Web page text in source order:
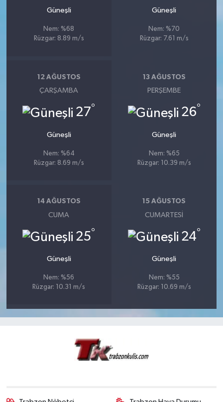
Güneşli
Nem: %68
Rüzgar: 8.89 m/s
Güneşli
Nem: %70
Rüzgar: 7.61 m/s
12 AĞUSTOS
ÇARŞAMBA
27°
Güneşli
Nem: %64
Rüzgar: 8.69 m/s
13 AĞUSTOS
PERŞEMBE
26°
Güneşli
Nem: %65
Rüzgar: 10.39 m/s
14 AĞUSTOS
CUMA
25°
Güneşli
Nem: %56
Rüzgar: 10.31 m/s
15 AĞUSTOS
CUMARTESI
24°
Güneşli
Nem: %55
Rüzgar: 10.69 m/s